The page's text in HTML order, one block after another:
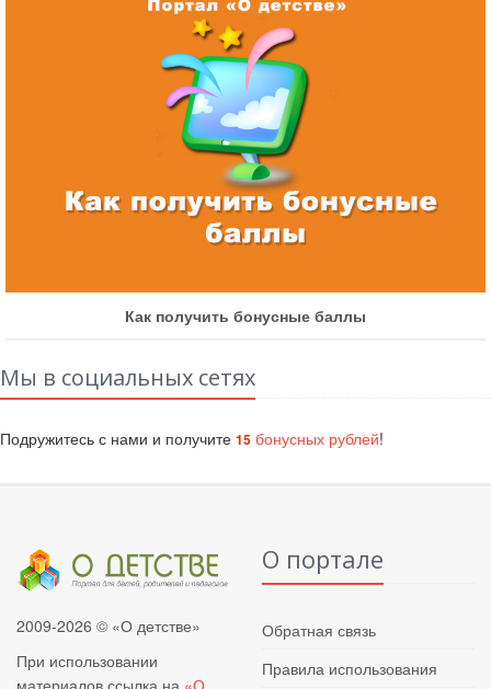
Как получить бонусные баллы
Мы в социальных сетях
Подружитесь с нами и получите 15 бонусных рублей!
2009-2026 © «О детстве»
При использовании
О портале
Обратная связь
Правила использования